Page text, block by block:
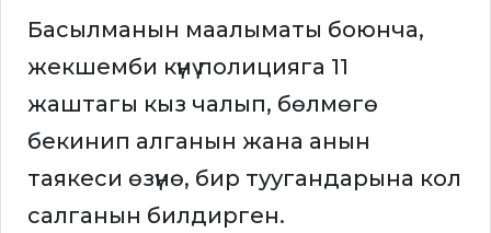
Басылманын маалыматы боюнча,
жекшемби күнү полицияга 11
жаштагы кыз чалып, бөлмөгө
бекинип алганын жана анын
таякеси өзүнө, бир туугандарына кол
салганын билдирген.